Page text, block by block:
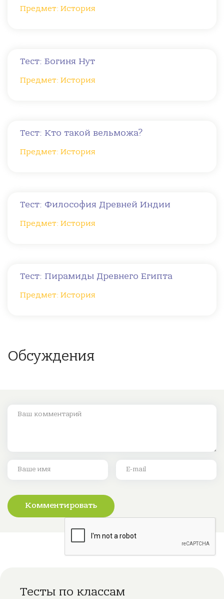
Предмет: История
Тест: Богиня Нут
Предмет: История
Тест: Кто такой вельможа?
Предмет: История
Тест: Философия Древней Индии
Предмет: История
Тест: Пирамиды Древнего Египта
Предмет: История
Обсуждения
Комментировать
Тесты по классам